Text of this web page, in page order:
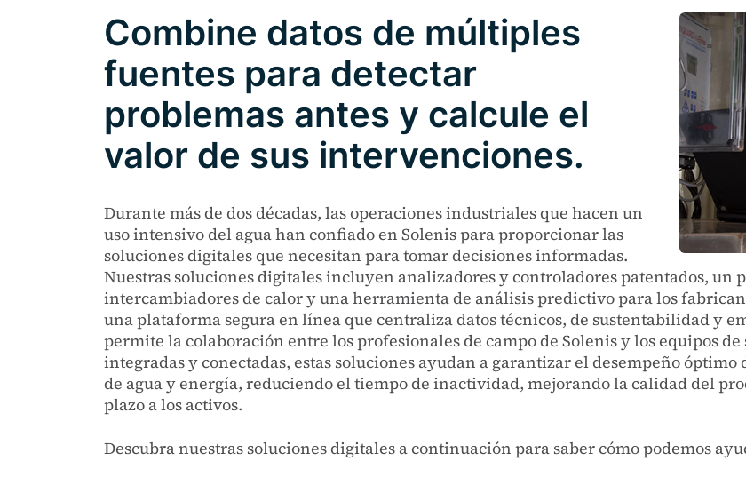
Combine datos de múltiples
fuentes para detectar
problemas antes y calcule el
valor de sus intervenciones.
Durante más de dos décadas, las operaciones industriales que hacen un
uso intensivo del agua han confiado en Solenis para proporcionar las
soluciones digitales que necesitan para tomar decisiones informadas.
Nuestras soluciones digitales incluyen analizadores y controladores patentados, un
intercambiadores de calor y una herramienta de análisis predictivo para los
una plataforma segura en línea que centraliza datos técnicos, de sustentabilidad y
permite la colaboración entre los profesionales de campo de Solenis y los equipos
integradas y conectadas, estas soluciones ayudan a garantizar el desempeño
de agua y energía, reduciendo el tiempo de inactividad, mejorando la calidad del
plazo a los activos.
Descubra nuestras soluciones digitales a continuación para saber cómo podemos